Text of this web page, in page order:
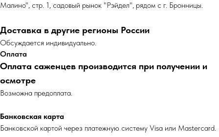
Малино", стр. 1, садовый рынок "Рэйдел", рядом с г. Бронницы.
Доставка в другие регионы России
Обсуждается индивидуально.
Оплата
Оплата саженцев производится при получении и
осмотре
Возможна предоплата.
Банковская карта
Банковской картой через платежную систему Visa или Mastercard.